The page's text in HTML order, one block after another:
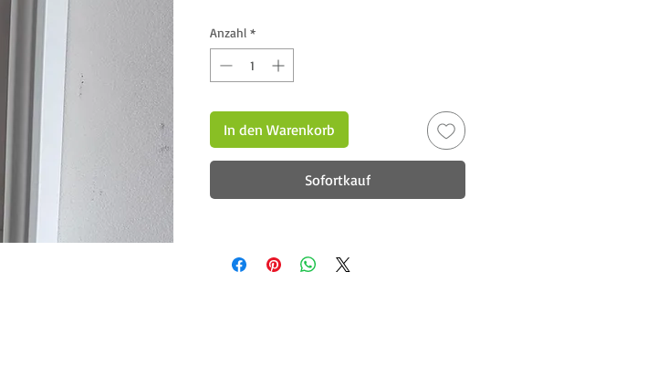
Anzahl *
In den Warenkorb
Sofortkauf